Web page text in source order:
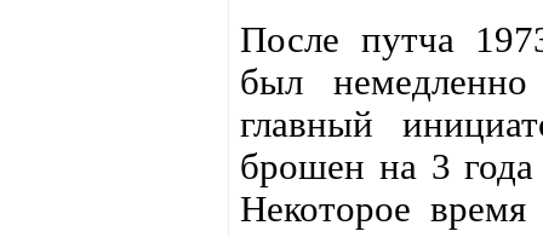
После путча
был
главный
брошен на 3
Некоторое